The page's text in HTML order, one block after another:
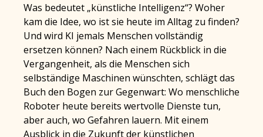
Was bedeutet „künstliche Intelligenz“? Woher
kam die Idee, wo ist sie heute im Alltag zu finden?
Und wird KI jemals Menschen vollständig
ersetzen können? Nach einem Rückblick in die
Vergangenheit, als die Menschen sich
selbständige Maschinen wünschten, schlägt das
Buch den Bogen zur Gegenwart: Wo menschliche
Roboter heute bereits wertvolle Dienste tun,
aber auch, wo Gefahren lauern. Mit einem
Ausblick in die Zukunft der künstlichen